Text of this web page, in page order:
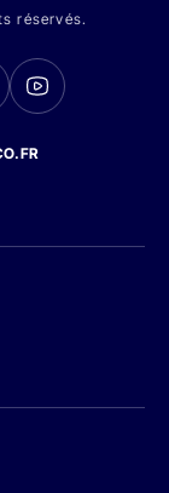
réservés.